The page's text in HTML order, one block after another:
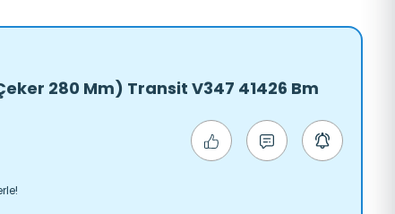
280 Mm) Transit V347 41426 Bm